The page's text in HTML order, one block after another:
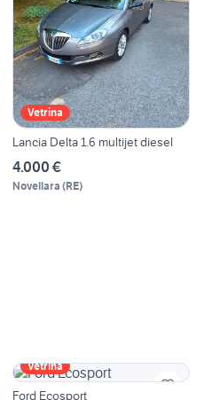
Vetrina
Lancia Delta 1.6 multijet diesel
4.000 €
Novellara (RE)
Vetrina
Ford Ecosport